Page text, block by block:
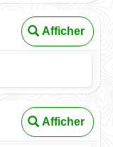
Afficher
Afficher